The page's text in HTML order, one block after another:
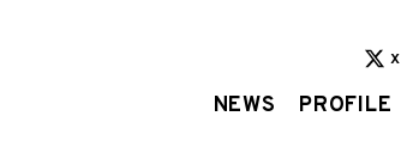
X
NEWS PROFILE